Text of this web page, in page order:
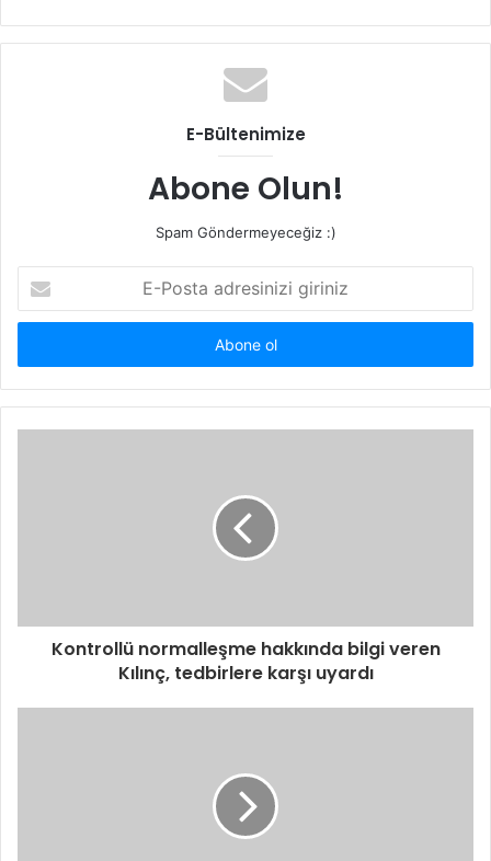
E-Bültenimize
Abone Olun!
Spam Göndermeyeceğiz :)
Posta
adresinizi
Kontrollü normalleşme hakkında bilgi veren
Kılınç, tedbirlere karşı uyardı